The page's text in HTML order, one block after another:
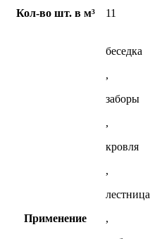
Кол-во шт. в м³ 11
Применение
беседка
,
заборы
,
кровля
,
лестница
,